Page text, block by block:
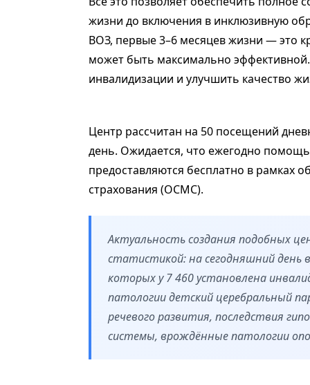
жизни до включения в инклюзивную
ВОЗ, первые 3–6 месяцев жизни — это
может быть максимально
инвалидизации и улучшить качество
Центр рассчитан на 50 посещений
день. Ожидается, что ежегодно помощь
предоставляются бесплатно в рамках
страхования (ОСМС).
Актуальность создания подобных
статистикой: на сегодняшний день
которых у 7 460 установлена
патологии детский церебральный
речевого развития, последствия
системы, врождённые патологии